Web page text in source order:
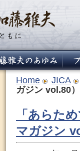
Home
JICA
ガジン vol.80）
「あらた
マガジン